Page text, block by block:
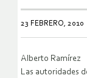
23 FEBRERO, 2010
Alberto Ramírez
Las autoridades